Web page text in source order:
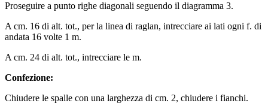
Proseguire a punto righe diagonali seguendo il diagramma 3.
A cm. 16 di alt. tot., per la linea di raglan, intrecciare ai lati ogni f. di
andata 16 volte 1 m.
A cm. 24 di alt. tot., intrecciare le m.
Confezione:
Chiudere le spalle con una larghezza di cm. 2, chiudere i fianchi.